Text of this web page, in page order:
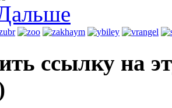
ссылку на